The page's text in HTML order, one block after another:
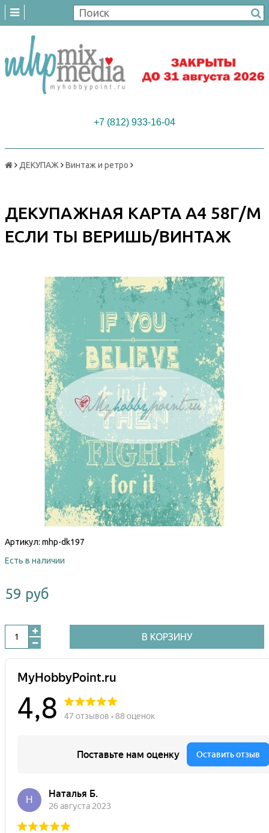
+7 (812) 933-16-04
ДЕКУПАЖ Винтаж и ретро
ДЕКУПАЖНАЯ КАРТА А4 58Г/М
ЕСЛИ ТЫ ВЕРИШЬ/ВИНТАЖ
Артикул: mhp-dk197
Есть в наличии
59 руб
В КОРЗИНУ